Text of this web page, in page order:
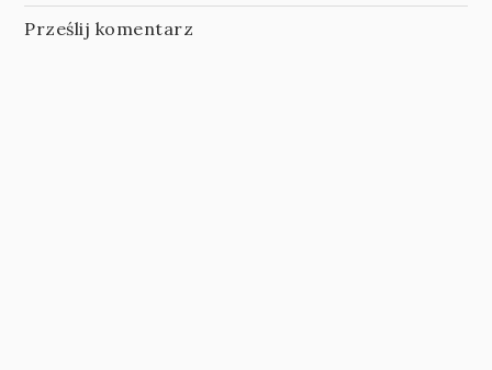
Prześlij komentarz